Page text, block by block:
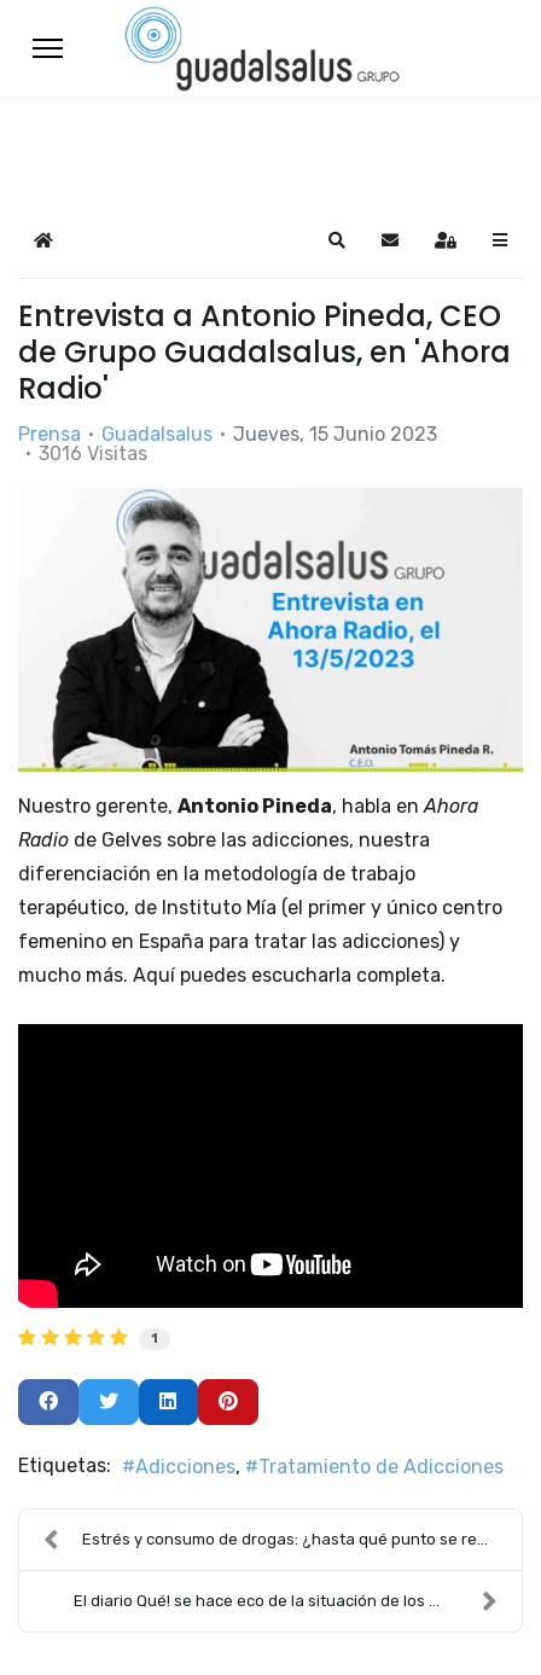
Home SearchSuscribirse a las
Sign In
Entrevista a Antonio Pineda, CEO
de Grupo Guadalsalus, en 'Ahora
Radio'
Prensa Guadalsalus
Jueves, 15 Junio 2023
3016 Visitas
Nuestro gerente, Antonio Pineda, habla en Ahora
Radio de Gelves sobre las adicciones, nuestra
diferenciación en la metodología de trabajo
terapéutico, de Instituto Mía (el primer y único centro
femenino en España para tratar las adicciones) y
mucho más. Aquí puedes escucharla completa.
1
Etiquetas: Adicciones Tratamiento de Adicciones
Estrés y consumo de drogas: ¿hasta qué punto se re...
El diario Qué! se hace eco de la situación de los ...